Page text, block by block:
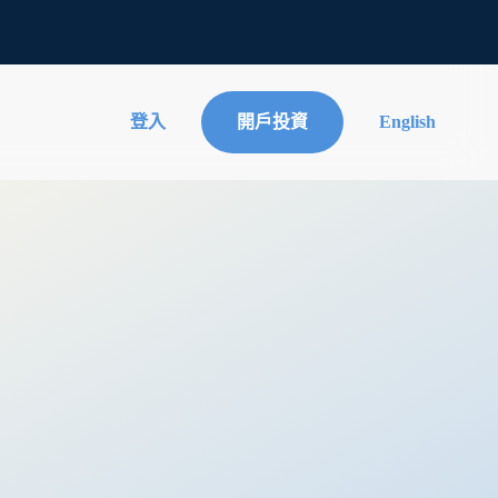
登入 開戶投資 English